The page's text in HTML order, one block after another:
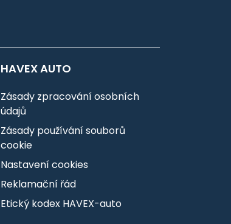
HAVEX AUTO
Zásady zpracování osobních
údajů
Zásady používání souborů
cookie
Nastavení cookies
Reklamační řád
Etický kodex HAVEX-auto